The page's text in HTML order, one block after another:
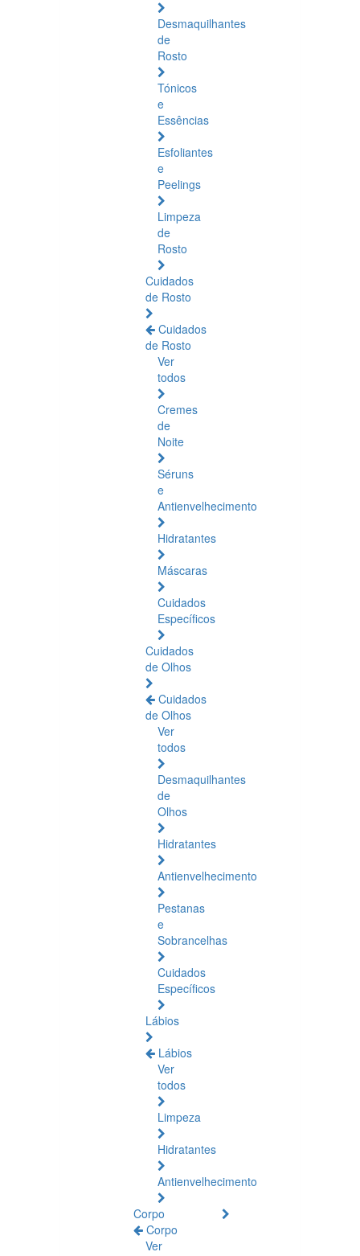
Desmaquilhantes
de
Rosto
Tónicos
e
Essências
Esfoliantes
e
Peelings
Limpeza
de
Rosto
Cuidados
de Rosto
Cuidados
de Rosto
Ver
todos
Cremes
de
Noite
Séruns
e
Antienvelhecimento
Hidratantes
Máscaras
Cuidados
Específicos
Cuidados
de Olhos
Cuidados
de Olhos
Ver
todos
Desmaquilhantes
de
Olhos
Hidratantes
Antienvelhecimento
Pestanas
e
Sobrancelhas
Cuidados
Específicos
Lábios
Lábios
Ver
todos
Limpeza
Hidratantes
Antienvelhecimento
Corpo
Corpo
Ver